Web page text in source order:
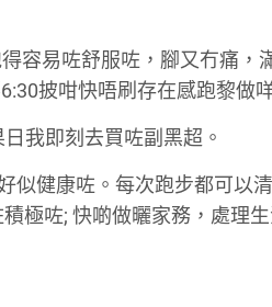
容易咗舒服咗，腳又冇痛，
披咁快唔刷存在感跑黎做
我即刻去買咗副黑超。
似健康咗。每次跑步都可以
極咗; 快啲做曬家務，處理